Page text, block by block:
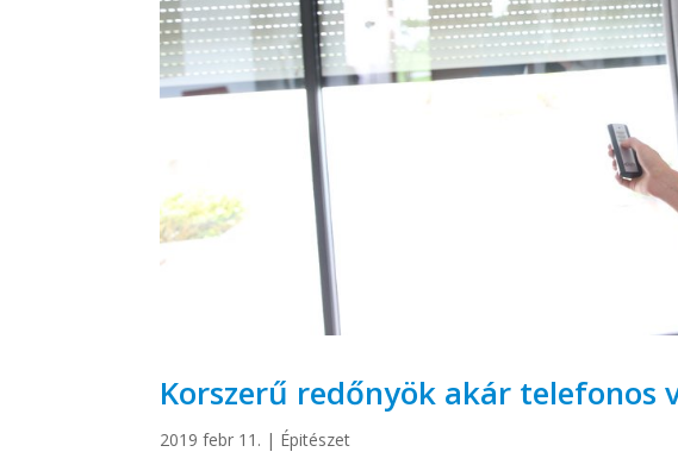
Korszerű redőnyök akár telefonos
2019 febr 11. | Épitészet